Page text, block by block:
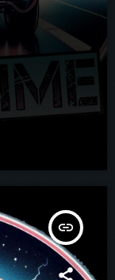
insert_link